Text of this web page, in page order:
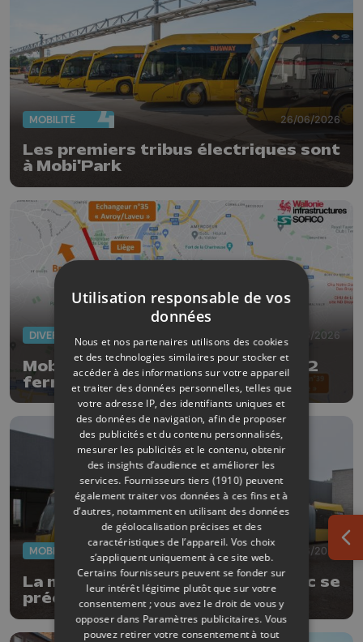
MOBILITÉ 26/06/2026
Les premiers tribus électriques sont
à Mobi'Park
DIVERS 05/06/2026
Mobilité : la liaison E25-E40/A602
fermée 5 nuits pour l’entretien
trimestriel
MOBILITÉ 02/06/2026
La mise en route des tribus LETec se
précise
Utilisation responsable de vos
données
Nous et nos partenaires utilisons des cookies
et des technologies similaires pour stocker et
accéder à des informations sur votre appareil
et traiter des données personnelles, telles que
votre adresse IP, des identifiants uniques et
des données de navigation, afin de proposer
des publicités et du contenu personnalisés,
mesurer les publicités et le contenu, obtenir
des insights d’audience et améliorer les
services. Fournisseurs tiers (1910) peuvent
également traiter vos données à ces fins et à
d’autres, notamment en utilisant des données
de géolocalisation précises et des
caractéristiques de l’appareil. Vos choix
s’appliquent uniquement à ce site web.
Certains fournisseurs peuvent se fonder sur
leur intérêt légitime plutôt que sur votre
consentement ; vous avez le droit de vous y
opposer dans Paramètres publicitaires. Vous
pouvez retirer votre consentement à tout